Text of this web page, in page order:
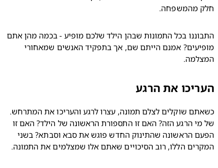
מהמשפחה.
התבוננו בכל התמונות שבהן הילד שלכם מופיע - בכמה מהן אתם
מופיעים? אמנם הייתם שם, אך בתפקיד האנשים שמאחורי
את הרגע
כשאתם שוקלים לצלם תמונה, עצרו לרגע והעריכו את המתרחש.
של מי הרגע הזה? האם זו התספורת הראשונה של הילד? האם זו
הפעם הראשונה שהתינוק החדש פוגש את סבא וסבתא? בשני
הללו, רוב הסיכויים שאתם אלו שמצלמים את התמונה.